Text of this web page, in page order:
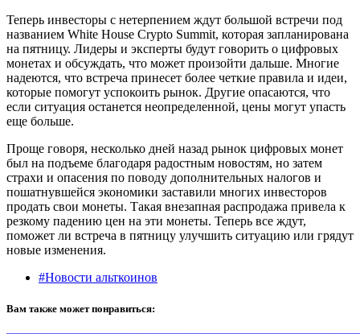
Теперь инвесторы с нетерпением ждут большой встречи под
названием White House Crypto Summit, которая запланирована
на пятницу. Лидеры и эксперты будут говорить о цифровых
монетах и обсуждать, что может произойти дальше. Многие
надеются, что встреча принесет более четкие правила и идеи,
которые помогут успокоить рынок. Другие опасаются, что
если ситуация останется неопределенной, цены могут упасть
еще больше.
Проще говоря, несколько дней назад рынок цифровых монет
был на подъеме благодаря радостным новостям, но затем
страхи и опасения по поводу дополнительных налогов и
пошатнувшейся экономики заставили многих инвесторов
продать свои монеты. Такая внезапная распродажа привела к
резкому падению цен на эти монеты. Теперь все ждут,
поможет ли встреча в пятницу улучшить ситуацию или грядут
новые изменения.
#Новости альткоинов
Вам также может понравиться: